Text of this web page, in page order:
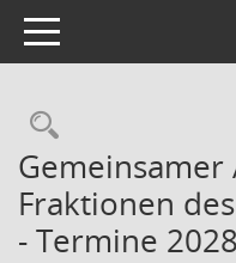
Toggle navigation
Fraktionen des
- Termine 2028